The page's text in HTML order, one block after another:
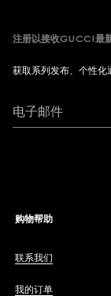
注册以接收GUCCI最
获取系列发布、个性化
电子邮件
购物帮助
联系我们
我的订单